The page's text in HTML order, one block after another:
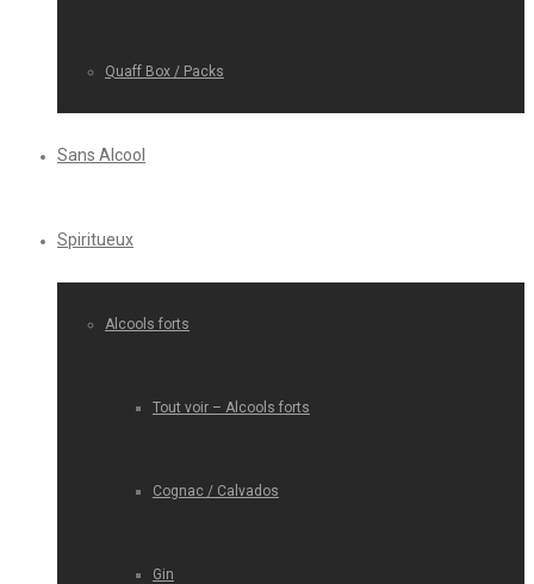
Quaff Box / Packs
Sans Alcool
Spiritueux
Alcools forts
Tout voir – Alcools forts
Cognac / Calvados
Gin